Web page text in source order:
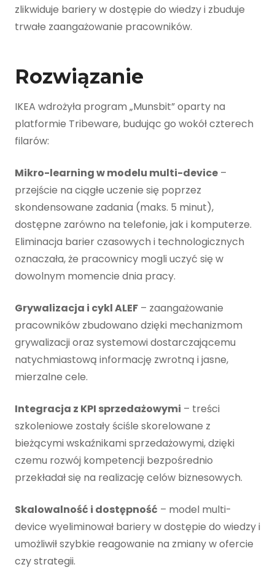
zlikwiduje bariery w dostępie do wiedzy i zbuduje
trwałe zaangażowanie pracowników.
Rozwiązanie
IKEA wdrożyła program „Munsbit” oparty na
platformie Tribeware, budując go wokół czterech
filarów:
Mikro-learning w modelu multi-device –
przejście na ciągłe uczenie się poprzez
skondensowane zadania (maks. 5 minut),
dostępne zarówno na telefonie, jak i komputerze.
Eliminacja barier czasowych i technologicznych
oznaczała, że pracownicy mogli uczyć się w
dowolnym momencie dnia pracy.
Grywalizacja i cykl ALEF – zaangażowanie
pracowników zbudowano dzięki mechanizmom
grywalizacji oraz systemowi dostarczającemu
natychmiastową informację zwrotną i jasne,
mierzalne cele.
Integracja z KPI sprzedażowymi – treści
szkoleniowe zostały ściśle skorelowane z
bieżącymi wskaźnikami sprzedażowymi, dzięki
czemu rozwój kompetencji bezpośrednio
przekładał się na realizację celów biznesowych.
Skalowalność i dostępność – model multi-
device wyeliminował bariery w dostępie do wiedzy i
umożliwił szybkie reagowanie na zmiany w ofercie
czy strategii.